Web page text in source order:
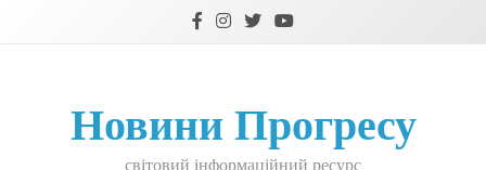
Новини Прогресу
світовий інформаційний ресурс